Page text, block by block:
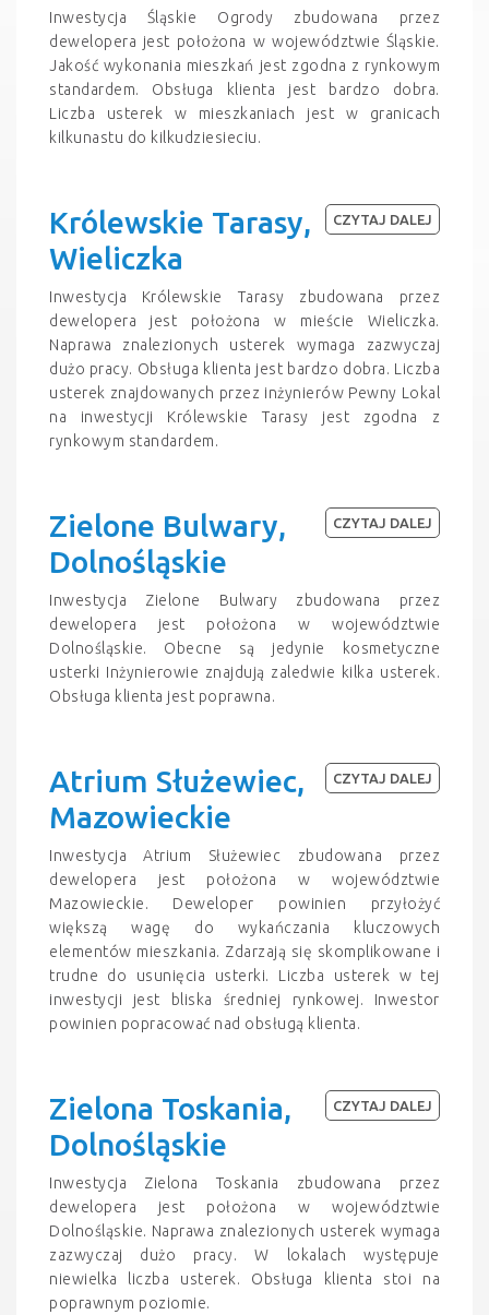
Inwestycja Śląskie Ogrody zbudowana przez
dewelopera jest położona w województwie Śląskie.
Jakość wykonania mieszkań jest zgodna z rynkowym
standardem. Obsługa klienta jest bardzo dobra.
Liczba usterek w mieszkaniach jest w granicach
kilkunastu do kilkudziesieciu.
Królewskie Tarasy,
Wieliczka
Inwestycja Królewskie Tarasy zbudowana przez
dewelopera jest położona w mieście Wieliczka.
Naprawa znalezionych usterek wymaga zazwyczaj
dużo pracy. Obsługa klienta jest bardzo dobra. Liczba
usterek znajdowanych przez inżynierów Pewny Lokal
na inwestycji Królewskie Tarasy jest zgodna z
rynkowym standardem.
CZYTAJ DALEJ
Zielone Bulwary,
Dolnośląskie
Inwestycja Zielone Bulwary zbudowana przez
dewelopera jest położona w województwie
Dolnośląskie. Obecne są jedynie kosmetyczne
usterki Inżynierowie znajdują zaledwie kilka usterek.
Obsługa klienta jest poprawna.
CZYTAJ DALEJ
Atrium Służewiec,
Mazowieckie
Inwestycja Atrium Służewiec zbudowana przez
dewelopera jest położona w województwie
Mazowieckie. Deweloper powinien przyłożyć
większą wagę do wykańczania kluczowych
elementów mieszkania. Zdarzają się skomplikowane i
trudne do usunięcia usterki. Liczba usterek w tej
inwestycji jest bliska średniej rynkowej. Inwestor
powinien popracować nad obsługą klienta.
CZYTAJ DALEJ
Zielona Toskania,
Dolnośląskie
Inwestycja Zielona Toskania zbudowana przez
dewelopera jest położona w województwie
Dolnośląskie. Naprawa znalezionych usterek wymaga
zazwyczaj dużo pracy. W lokalach występuje
niewielka liczba usterek. Obsługa klienta stoi na
poprawnym poziomie.
CZYTAJ DALEJ